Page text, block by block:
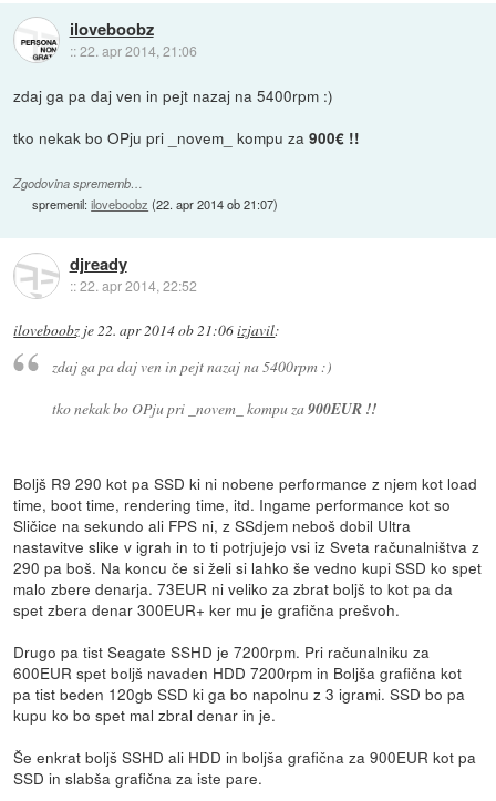
iloveboobz
::22. apr 2014, 21:06
zdaj ga pa daj ven in pejt nazaj na 5400rpm :)
tko nekak bo OPju pri _novem_ kompu za900€ !!
Zgodovina sprememb…
spremenil:iloveboobz (22. apr 2014 ob 21:07)
djready
::22. apr 2014, 22:52
iloveboobz je22. apr 2014 ob 21:06izjavil:
zdaj ga pa daj ven in pejt nazaj na 5400rpm :)
tko nekak bo OPju pri _novem_ kompu za900EUR !!
Boljš R9 290 kot pa SSD ki ni nobene performance z njem kot load
time, boot time, rendering time, itd. Ingame performance kot so
Sličice na sekundo ali FPS ni, z SSdjem neboš dobil Ultra
nastavitve slike v igrah in to ti potrjujejo vsi iz Sveta računalništva z
290 pa boš. Na koncu če si želi si lahko še vedno kupi SSD ko spet
malo zbere denarja. 73EUR ni veliko za zbrat boljš to kot pa da
spet zbera denar 300EUR+ ker mu je grafična prešvoh.
Drugo pa tist Seagate SSHD je 7200rpm. Pri računalniku za
600EUR spet boljš navaden HDD 7200rpm in Boljša grafična kot
pa tist beden 120gb SSD ki ga bo napolnu z 3 igrami. SSD bo pa
kupu ko bo spet mal zbral denar in je.
Še enkrat boljš SSHD ali HDD in boljša grafična za 900EUR kot pa
SSD in slabša grafična za iste pare.